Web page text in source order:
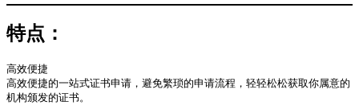
特点：
高效便捷
高效便捷的一站式证书申请，避免繁琐的申请流程，轻轻松松获取你属意的
机构颁发的证书。